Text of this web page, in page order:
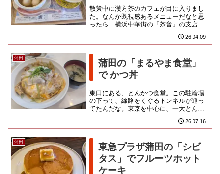
散策中に漢方茶のカフェが目に入りまし
た。なんか既視感あるメニューだなと思
ったら、横浜中華街の「茶音」の支店な
んだってよ。チャイナ楽曲が穏やかに流
れる、こじんまりとした店内で... 26.04.09
蒲田
蒲田の「まるやま食堂」
で かつ丼
東口にある、とんかつ食堂。この駐輪場
の下って、線路をくぐるトンネルが通っ
てたんだな。東京を中心に、一大とんか
つ勢力を築いている檍のルーツとなるお
店で、現在は息子さんが継いで... 26.07.16
蒲田
東急プラザ蒲田の「シビ
タス」でフルーツホット
ケーキ